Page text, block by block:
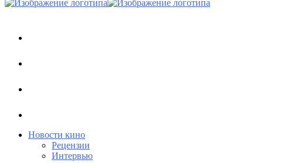
Новости кино
Рецензии
Интервью